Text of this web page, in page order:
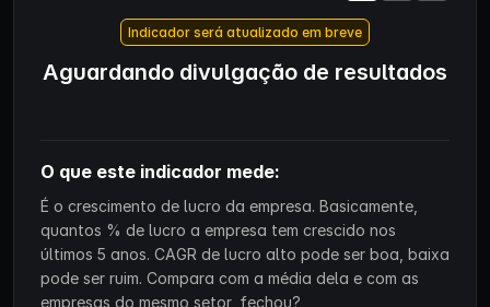
Indicador será atualizado em breve
Aguardando divulgação de resultados
O que este indicador mede:
É o crescimento de lucro da empresa. Basicamente,
quantos % de lucro a empresa tem crescido nos
últimos 5 anos. CAGR de lucro alto pode ser boa, baixa
pode ser ruim. Compara com a média dela e com as
empresas do mesmo setor, fechou?